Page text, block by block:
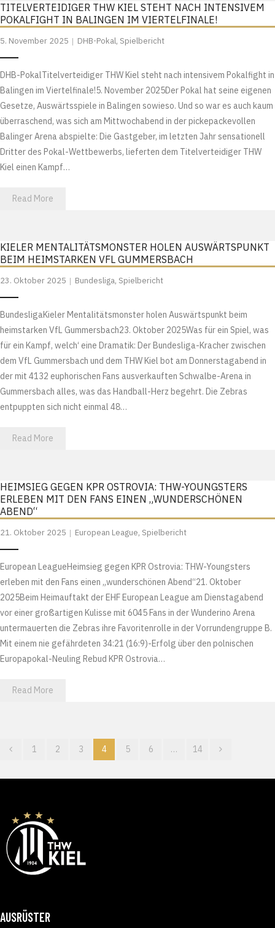
TITELVERTEIDIGER THW KIEL STEHT NACH INTENSIVEM
POKALFIGHT IN BALINGEN IM VIERTELFINALE!
5. November 2025 DHB-Pokal, Spielbericht
DHB-PokalTitelverteidiger THW Kiel steht nach intensivem Pokalfight in
Balingen im Viertelfinale!5. November 2025Der Pokal hat seine eigenen
Gesetze, Auswärtsspiele in Balingen sowieso. Und so war es auch kaum
überraschend, was sich am Mittwochabend in der pickepackevollen
Balinger Arena abspielte: Die Gastgeber, im letzten Jahr sensationell
Dritter des Pokal-Wettbewerbs, lieferten dem Titelverteidiger THW
Kiel einen Kampf…
Read More
KIELER MENTALITÄTSMONSTER HOLEN AUSWÄRTSPUNKT
BEIM HEIMSTARKEN VFL GUMMERSBACH
23. Oktober 2025 Bundesliga, Spielbericht
BundesligaKieler Mentalitätsmonster holen Auswärtspunkt beim
heimstarken VfL Gummersbach23. Oktober 2025Was für ein Spiel, was
für ein Kampf, welch‘ eine Dramatik: Der Bundesliga-Kracher zwischen
dem VfL Gummersbach und dem THW Kiel bot am Donnerstagabend in
der mit 4132 euphorischen Fans ausverkauften Schwalbe-Arena in
Gummersbach alles, was das Handball-Herz begehrt. Die Zebras
entpuppten sich nicht einmal 48…
Read More
HEIMSIEG GEGEN KPR OSTROVIA: THW-YOUNGSTERS
ERLEBEN MIT DEN FANS EINEN „WUNDERSCHÖNEN
ABEND“
21. Oktober 2025 European League, Spielbericht
European LeagueHeimsieg gegen KPR Ostrovia: THW-Youngsters
erleben mit den Fans einen „wunderschönen Abend“21. Oktober
2025Beim Heimauftakt der EHF European League am Dienstagabend
vor einer großartigen Kulisse mit 6045 Fans in der Wunderino Arena
untermauerten die Zebras ihre Favoritenrolle in der Vorrundengruppe B.
Mit einem nie gefährdeten 34:21 (16:9)-Erfolg über den polnischen
Europapokal-Neuling Rebud KPR Ostrovia…
Read More
1 2 3 4 5 6 … 14
AUSRÜSTER